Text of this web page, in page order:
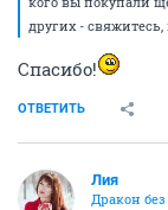
других -
Спасибо!
ОТВЕТИТЬ
Лия
Дракон